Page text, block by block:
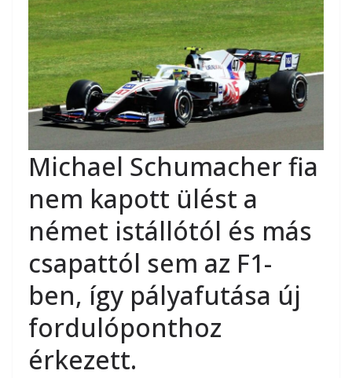
Michael Schumacher fia
nem kapott ülést a
német istállótól és más
csapattól sem az F1-
ben, így pályafutása új
fordulóponthoz
érkezett.